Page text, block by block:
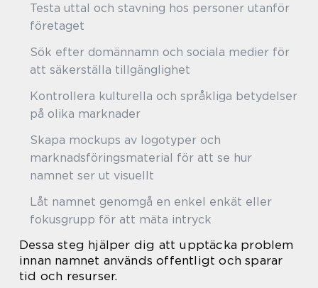
Testa uttal och stavning hos personer utanför
företaget
Sök efter domännamn och sociala medier för
att säkerställa tillgänglighet
Kontrollera kulturella och språkliga betydelser
på olika marknader
Skapa mockups av logotyper och
marknadsföringsmaterial för att se hur
namnet ser ut visuellt
Låt namnet genomgå en enkel enkät eller
fokusgrupp för att mäta intryck
Dessa steg hjälper dig att upptäcka problem
innan namnet används offentligt och sparar
tid och resurser.